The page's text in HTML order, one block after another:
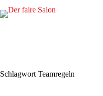
Inhalt
Schlagwort Teamregeln